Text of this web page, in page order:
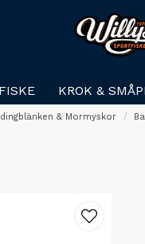
KROK &
& Mormyskor